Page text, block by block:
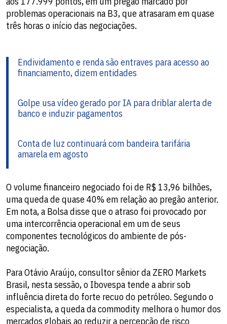
problemas operacionais na B3, que atrasaram em quase
três horas o início das negociações.
Endividamento e renda são entraves para acesso ao
financiamento, dizem entidades
Golpe usa vídeo gerado por IA para driblar alerta de
banco e induzir pagamentos
Conta de luz continuará com bandeira tarifária
amarela em agosto
O volume financeiro negociado foi de R$ 13,96 bilhões,
uma queda de quase 40% em relação ao pregão anterior.
Em nota, a Bolsa disse que o atraso foi provocado por
uma intercorrência operacional em um de seus
componentes tecnológicos do ambiente de pós-
negociação.
Para Otávio Araújo, consultor sênior da ZERO Markets
Brasil, nesta sessão, o Ibovespa tende a abrir sob
influência direta do forte recuo do petróleo. Segundo o
especialista, a queda da commodity melhora o humor dos
mercados globais ao reduzir a percepção de risco